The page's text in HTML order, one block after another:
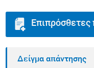
Δείγμα απάντησης